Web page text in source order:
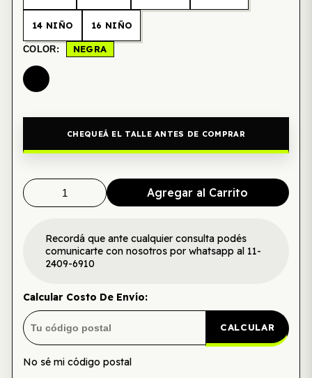
14 NIÑO 16 NIÑO
COLOR: NEGRA
CHEQUEÁ EL TALLE ANTES DE COMPRAR
Agregar al Carrito
Recordá que ante cualquier consulta podés
comunicarte con nosotros por whatsapp al 11-
2409-6910
Calcular Costo De Envío:
CALCULAR
No sé mi código postal